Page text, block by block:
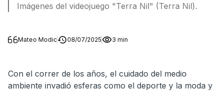
Imágenes del videojuego "Terra Nil" (Terra Nil).
Mateo Modic 08/07/2025 3 min
Con el correr de los años, el cuidado del medio
ambiente invadió esferas como el deporte y la moda y